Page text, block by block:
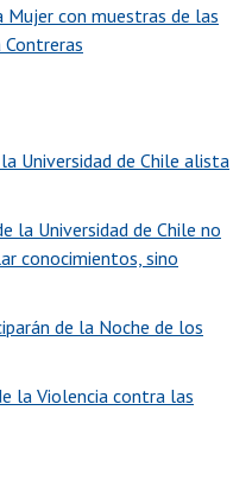
Mujer con muestras de las
Universidad de Chile alista
la Universidad de Chile no
conocimientos, sino
de la Noche de los
la Violencia contra las